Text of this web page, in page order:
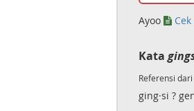
Ayoo Cek
Kata
Referensi
ging·si ?